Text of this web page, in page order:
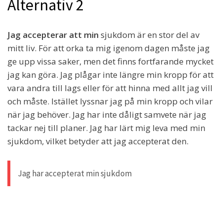
Alternativ 2
Jag accepterar att min sjukdom är en stor del av
mitt liv. För att orka ta mig igenom dagen måste jag
ge upp vissa saker, men det finns fortfarande mycket
jag kan göra. Jag plågar inte längre min kropp för att
vara andra till lags eller för att hinna med allt jag vill
och måste. Istället lyssnar jag på min kropp och vilar
när jag behöver. Jag har inte dåligt samvete när jag
tackar nej till planer. Jag har lärt mig leva med min
sjukdom, vilket betyder att jag accepterat den.
Jag har accepterat min sjukdom